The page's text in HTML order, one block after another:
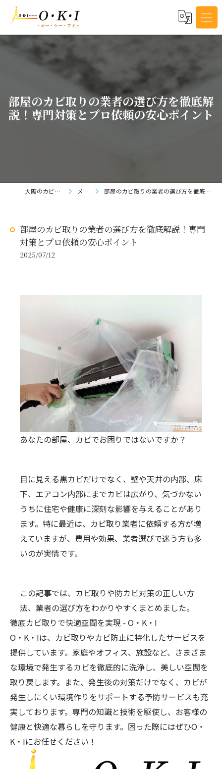
部屋のカビ取りの業者の選び方を徹底解
説！専門対策とプロ依頼の安心ポイント
大阪のカビ取りならO・K・I メディア 部屋のカビ取りの業者の選び方を徹底解説！専門対策とプロ依頼の安心ポイント
部屋のカビ取りの業者の選び方を徹底解説！専門
対策とプロ依頼の安心ポイント
2025/07/12
あなたの部屋、カビでお困りではないですか？
目に見える黒カビだけでなく、壁や天井の内部、床
下、エアコン内部にまでカビは広がり、気づかない
うちに住宅や健康に深刻な影響を与えることがあり
ます。特に最近は、カビ取り業者に依頼する方が増
えていますが、費用や効果、業者選びで迷う方も多
いのが実情です。
この記事では、カビ取りや防カビ対策の正しい方
法、業者の選び方をわかりやすくまとめました。
徹底カビ取りで快適空間を実現 - O・K・I
O・K・Iは、 カビ取りやカビ防止に特化したサービスを
提供しています。家庭やオフィス、施設など、さまざま
な環境で発生するカビを徹底的に洗浄し、美しい空間を
取り戻します。また、発生後の対策だけでなく、カビが
発生しにくい環境作りをサポートする予防サービスも充
実しております。専門の知識と技術を駆使し、お客様の
健康と快適な暮らしを守ります。困った際にはぜひO・
K・Iにお任せください！